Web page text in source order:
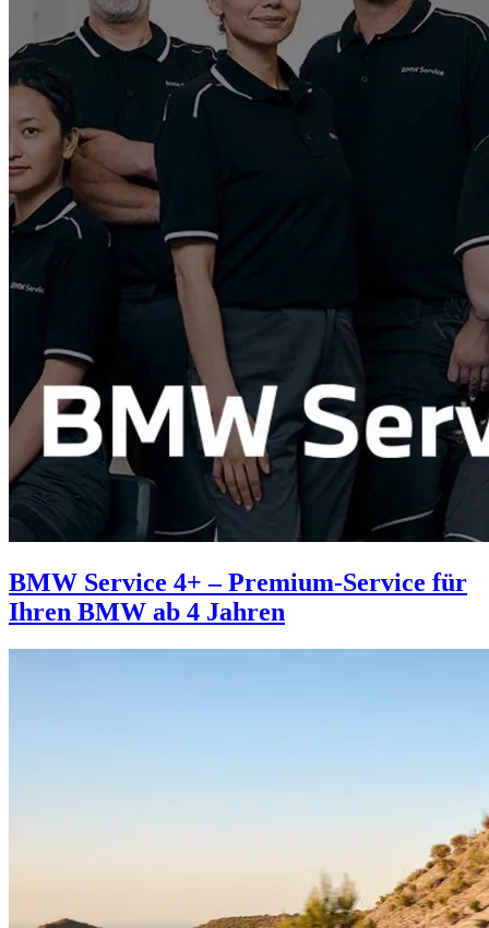
BMW Service 4+ – Premium-Service für
Ihren BMW ab 4 Jahren